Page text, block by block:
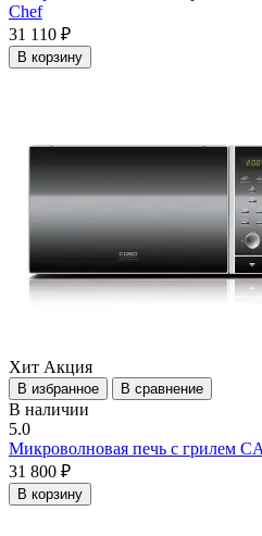
Chef
31 110 ₽
В корзину
Хит Акция
В избранное В сравнение
В наличии
5.0
Микроволновая печь с грилем
31 800 ₽
В корзину